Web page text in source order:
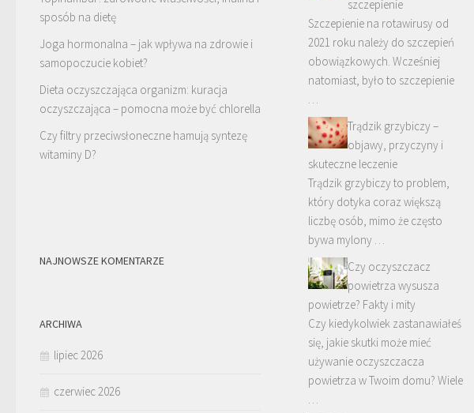
sposób na dietę
Joga hormonalna – jak wpływa na zdrowie i
samopoczucie kobiet?
Dieta oczyszczająca organizm: kuracja
oczyszczająca – pomocna może być chlorella
Czy filtry przeciwsłoneczne hamują syntezę
witaminy D?
NAJNOWSZE KOMENTARZE
ARCHIWA
lipiec 2026
czerwiec 2026
szczepienie
Szczepienie na rotawirusy od
2021 roku należy do szczepień
obowiązkowych. Wcześniej
natomiast, było to szczepienie
…
Trądzik grzybiczy –
objawy, przyczyny i
skuteczne leczenie
Trądzik grzybiczy to problem,
który dotyka coraz większą
liczbę osób, mimo że często
bywa mylony …
Czy oczyszczacz
powietrza wysusza
powietrze? Fakty i mity
Czy kiedykolwiek zastanawiałeś
się, jakie skutki może mieć
używanie oczyszczacza
powietrza w Twoim domu? Wiele
…